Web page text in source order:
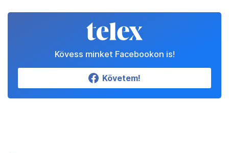
Kövess minket Facebookon is!
Követem!